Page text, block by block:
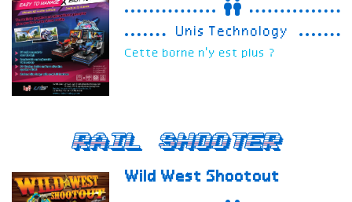
Unis Technology
Cette borne n'y est plus ?
Rail Shooter
Wild West Shootout